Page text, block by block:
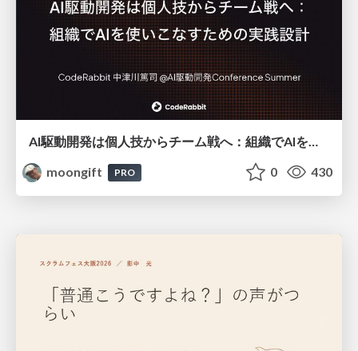
AI駆動開発は個人技からチーム戦へ：組織でAIを使いこなすための実践設計
moongift
PRO 0 430